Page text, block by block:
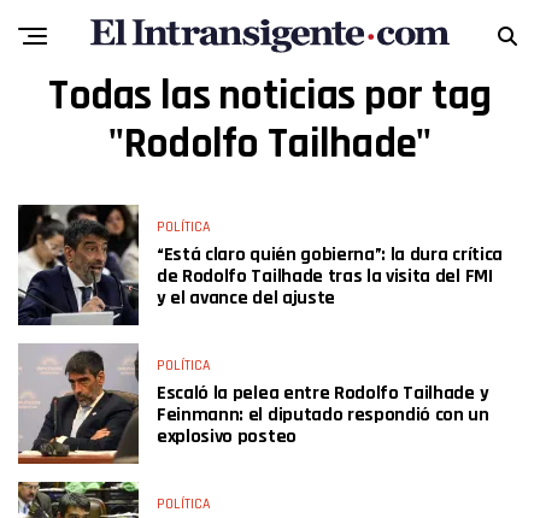
Todas las noticias por tag
"Rodolfo Tailhade"
POLÍTICA
“Está claro quién gobierna”: la dura crítica
de Rodolfo Tailhade tras la visita del FMI
y el avance del ajuste
POLÍTICA
Escaló la pelea entre Rodolfo Tailhade y
Feinmann: el diputado respondió con un
explosivo posteo
POLÍTICA